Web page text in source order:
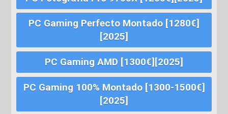
PC Gaming Perfecto Montado [1280€]
[2025]
PC Gaming AMD [1300€][2025]
PC Gaming 100% Montado [1300-1500€]
[2025]